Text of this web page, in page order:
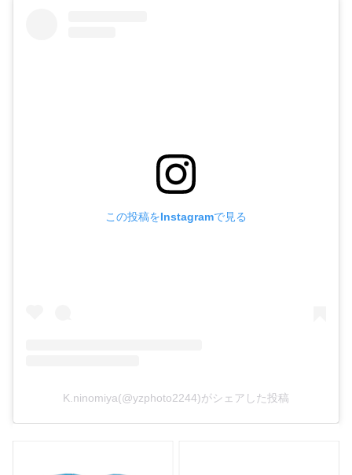
この投稿をInstagramで見る
K.ninomiya(@yzphoto2244)がシェアした投稿